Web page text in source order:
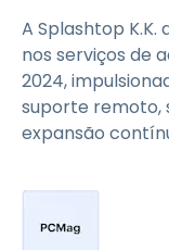
A Splashtop
nos serviços de
2024,
suporte remoto,
expansão